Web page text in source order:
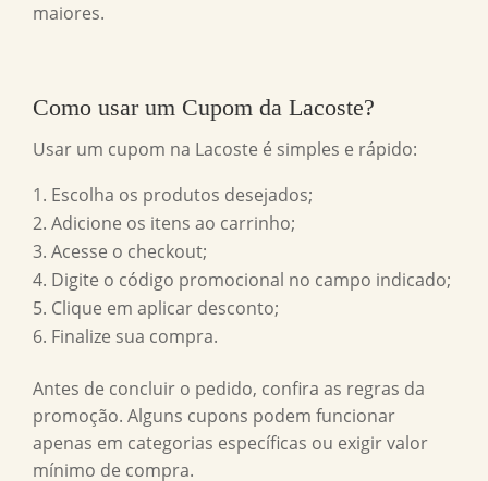
maiores.
Como usar um Cupom da Lacoste?
Usar um cupom na Lacoste é simples e rápido:
Escolha os produtos desejados;
Adicione os itens ao carrinho;
Acesse o checkout;
Digite o código promocional no campo indicado;
Clique em aplicar desconto;
Finalize sua compra.
Antes de concluir o pedido, confira as regras da
promoção. Alguns cupons podem funcionar
apenas em categorias específicas ou exigir valor
mínimo de compra.